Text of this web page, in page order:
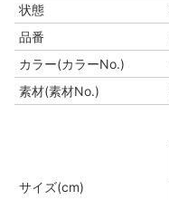
状態
品番
カラー(カラーNo.)
素材(素材No.)
サイズ(cm)